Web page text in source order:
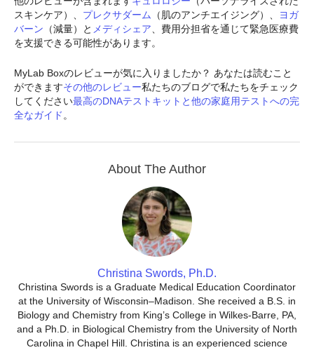
スキンケア）、 プレクサダーム （肌のアンチエイジング）、
ヨガ
バーン （減量）と メディシェア、費用分担省を通じて緊急医療費
を支援できる可能性があります。
MyLab Boxのレビューが気に入りましたか？ あなたは読むこと
ができますその他のレビュー私たちのブログで私たちをチェック
してください最高のDNAテストキットと他の家庭用テストへの完
全なガイド 。
About The Author
Christina Swords, Ph.D.
Christina Swords is a Graduate Medical Education Coordinator
at the University of Wisconsin–Madison. She received a B.S. in
Biology and Chemistry from King’s College in Wilkes-Barre, PA,
and a Ph.D. in Biological Chemistry from the University of North
Carolina in Chapel Hill. Christina is an experienced science